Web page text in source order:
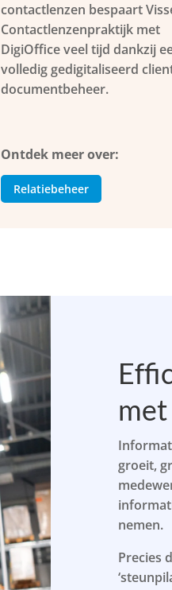
contactlenzen bespaart
Contactlenzenpraktijk met
DigiOffice veel tijd dankzij
volledig gedigitaliseerd
documentbeheer.
Ontdek meer over:
Relatiebeheer
groeit,
nemen.
Precies